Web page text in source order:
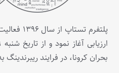
پلتفرم
بحران کرونا، در فرایند ریبرندینگ